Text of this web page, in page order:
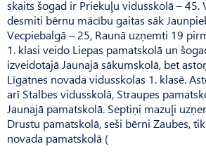
skaits šogad ir Priekuļu vidusskolā – 45.
desmiti bērnu mācību gaitas sāk
Vecpie­bal­gā – 25, Raunā uzņemti 19
1. klasi veido Liepas pamatskolā un
izveidotajā Jaunajā sākumskolā, bet
Līgatnes novada vidusskolas 1. klasē.
arī Stalbes vidusskolā, Straupes
Jaunajā pamatskolā. Septiņi mazuļi
Drustu pamatskolā, seši bērni Zaubes,
novada pamatskolā (